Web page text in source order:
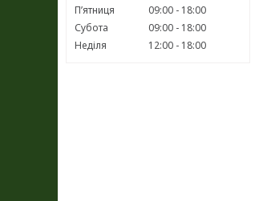
Пʼятниця
09:00
18:00
Субота
09:00
18:00
Неділя
12:00 18:00